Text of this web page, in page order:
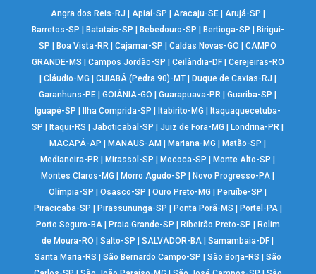
Angra dos Reis-RJ Apiaí-SP Aracaju-SE| Arujá-SP
Barretos-SP
Batatais-SP Bebedouro-SP Bertioga-SP
Birigui-
SP
Boa Vista-RR |Cajamar-SP |Caldas Novas-GO |CAMPO
GRANDE-MS
Campos Jordão-SP Ceilândia-DF| Cerejeiras-RO
Cláudio-MG CUIABÁ (Pedra 90)-MT| Duque de Caxias-RJ
Garanhuns-PE |GOIÂNIA-GO |Guarapuava-PR |Guariba-SP
Iguapé-SP
Ilha Comprida-SP Itabirito-MG
Itaquaquecetuba-
SP
Itaqui-RS |Jaboticabal-SP |Juiz de Fora-MG Londrina-PR
MACAPÁ-AP
MANAUS-AM Mariana-MG Matão-SP
Medianeira-PR
Mirassol-SP Mococa-SP Monte Alto-SP
Montes Claros-MG
Morro Agudo-SP Novo Progresso-PA
Olímpia-SP
|Osasco-SP |Ouro Preto-MG Peruíbe-SP
Piracicaba-SP
Pirassununga-SP Ponta Porã-MS Portel-PA|
Porto Seguro-BA| Praia Grande-SP Ribeirão Preto-SP
Rolim
de Moura-RO
|Salto-SP |SALVADOR-BA |Samambaia-DF
Santa Maria-RS
São Bernardo Campo-SP São Borja-RS
São